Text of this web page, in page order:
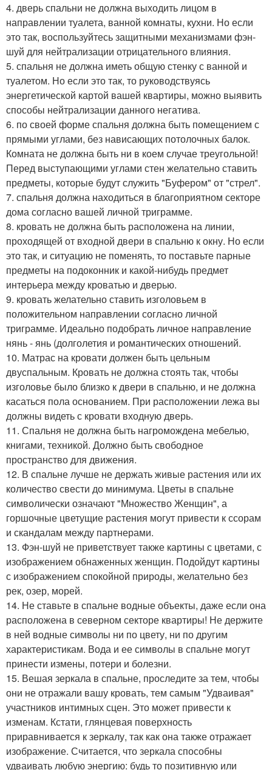
4. дверь спальни не должна выходить лицом в
направлении туалета, ванной комнаты, кухни. Но если
это так, воспользуйтесь защитными механизмами фэн-
шуй для нейтрализации отрицательного влияния.
5. спальня не должна иметь общую стенку с ванной и
туалетом. Но если это так, то руководствуясь
энергетической картой вашей квартиры, можно выявить
способы нейтрализации данного негатива.
6. по своей форме спальня должна быть помещением с
прямыми углами, без нависающих потолочных балок.
Комната не должна быть ни в коем случае треугольной!
Перед выступающими углами стен желательно ставить
предметы, которые будут служить "Буфером" от "стрел".
7. спальня должна находиться в благоприятном секторе
дома согласно вашей личной триграмме.
8. кровать не должна быть расположена на линии,
проходящей от входной двери в спальню к окну. Но если
это так, и ситуацию не поменять, то поставьте парные
предметы на подоконник и какой-нибудь предмет
интерьера между кроватью и дверью.
9. кровать желательно ставить изголовьем в
положительном направлении согласно личной
триграмме. Идеально подобрать личное направление
нянь - янь (долголетия и романтических отношений.
10. Матрас на кровати должен быть цельным
двуспальным. Кровать не должна стоять так, чтобы
изголовье было близко к двери в спальню, и не должна
касаться пола основанием. При расположении лежа вы
должны видеть с кровати входную дверь.
11. Спальня не должна быть нагромождена мебелью,
книгами, техникой. Должно быть свободное
пространство для движения.
12. В спальне лучше не держать живые растения или их
количество свести до минимума. Цветы в спальне
символически означают "Множество Женщин", а
горшочные цветущие растения могут привести к ссорам
и скандалам между партнерами.
13. Фэн-шуй не приветствует также картины с цветами, с
изображением обнаженных женщин. Подойдут картины
с изображением спокойной природы, желательно без
рек, озер, морей.
14. Не ставьте в спальне водные объекты, даже если она
расположена в северном секторе квартиры! Не держите
в ней водные символы ни по цвету, ни по другим
характеристикам. Вода и ее символы в спальне могут
принести измены, потери и болезни.
15. Вешая зеркала в спальне, проследите за тем, чтобы
они не отражали вашу кровать, тем самым "Удваивая"
участников интимных сцен. Это может привести к
изменам. Кстати, глянцевая поверхность
приравнивается к зеркалу, так как она также отражает
изображение. Считается, что зеркала способны
удваивать любую энергию: будь то позитивную или